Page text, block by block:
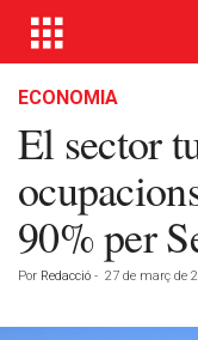
ECONOMIA
El sector
90% per
Por Redacció - 27 de març de